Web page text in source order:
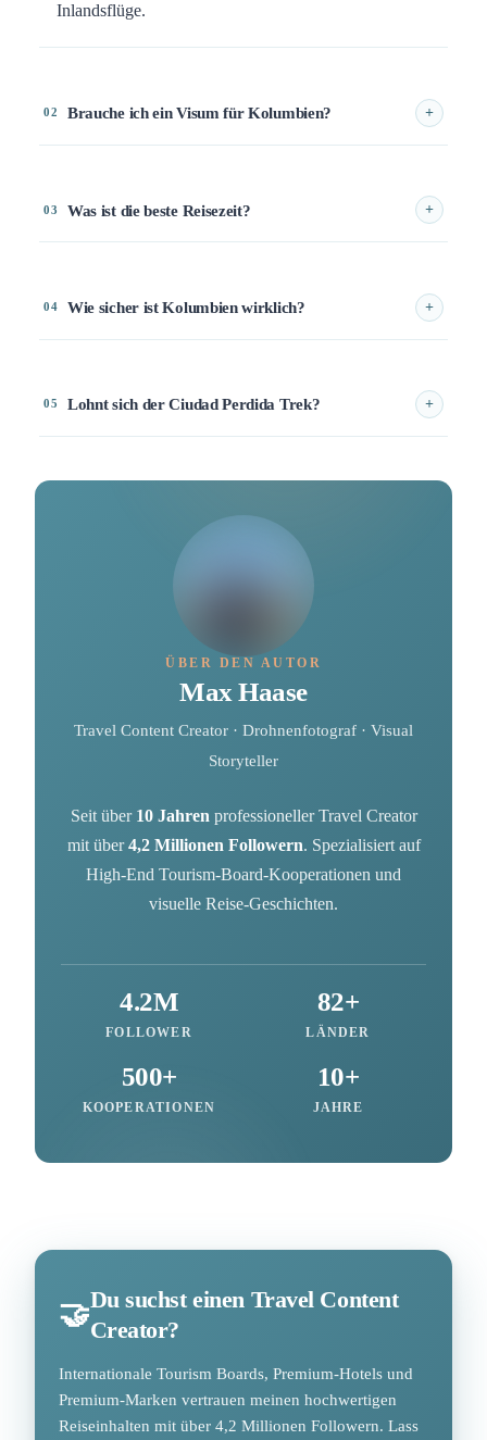
Inlandsflüge.
02 Brauche ich ein Visum für Kolumbien? +
03 Was ist die beste Reisezeit? +
04 Wie sicher ist Kolumbien wirklich? +
05 Lohnt sich der Ciudad Perdida Trek? +
ÜBER DEN AUTOR
Max Haase
Travel Content Creator · Drohnenfotograf · Visual
Storyteller
Seit über 10 Jahren professioneller Travel Creator
mit über4,2 Millionen Followern. Spezialisiert auf
High-End Tourism-Board-Kooperationen und
visuelle Reise-Geschichten.
4.2M
FOLLOWER
82+
LÄNDER
500+
KOOPERATIONEN
10+
JAHRE
🤝Du suchst einen Travel Content
Creator?
Internationale Tourism Boards, Premium-Hotels und
Premium-Marken vertrauen meinen hochwertigen
Reiseinhalten mit über 4,2 Millionen Followern. Lass